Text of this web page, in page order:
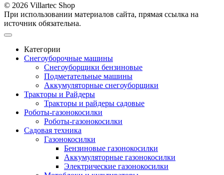
© 2026 Villartec Shop
При использовании материалов сайта, прямая ссылка на
источник обязательна.
Категории
Снегоуборочные машины
Снегоуборщики бензиновые
Подметательные машины
Аккумуляторные снегоуборщики
Тракторы и Райдеры
Тракторы и райдеры садовые
Роботы-газонокосилки
Роботы-газонокосилки
Садовая техника
Газонокосилки
Бензиновые газонокосилки
Аккумуляторные газонокосилки
Электрические газонокосилки